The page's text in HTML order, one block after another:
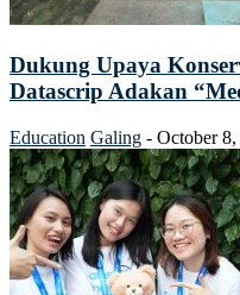
Dukung Upaya
Datascrip Adakan
Education Galing - October